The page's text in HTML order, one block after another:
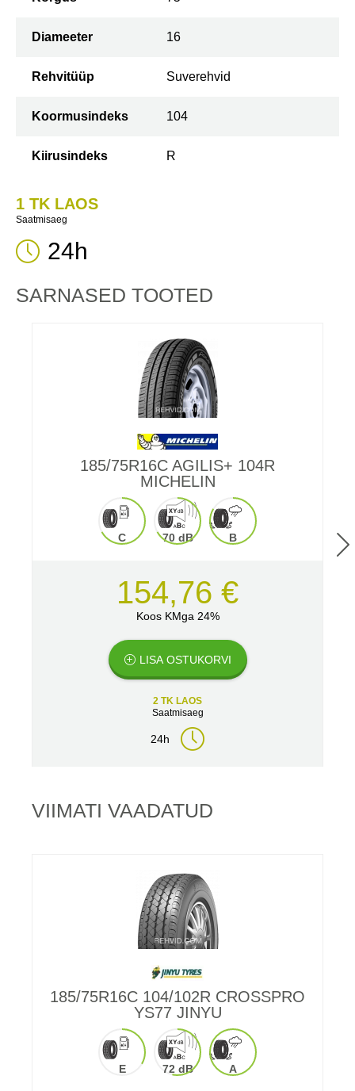
Diameeter 16
Rehvitüüp Suverehvid
Koormusindeks 104
Kiirusindeks R
1 TK LAOS
Saatmisaeg
24h
SARNASED TOOTED
185/75R16C AGILIS+ 104R
MICHELIN
C 70 dB B
154,76 €
Koos KMga 24%
LISA OSTUKORVI
2 TK LAOS
Saatmisaeg
24h
VIIMATI VAADATUD
185/75R16C 104/102R CROSSPRO
YS77 JINYU
E 72 dB A